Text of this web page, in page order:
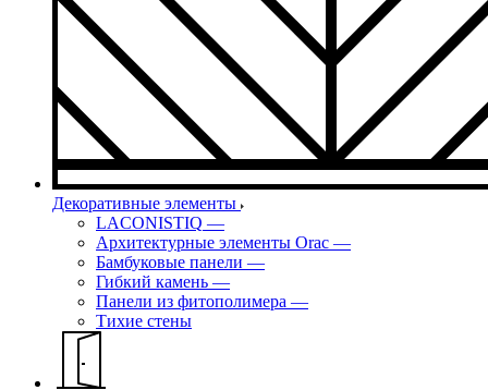
Декоративные элементы
LACONISTIQ —
Архитектурные элементы Orac —
Бамбуковые панели —
Гибкий камень —
Панели из фитополимера —
Тихие стены